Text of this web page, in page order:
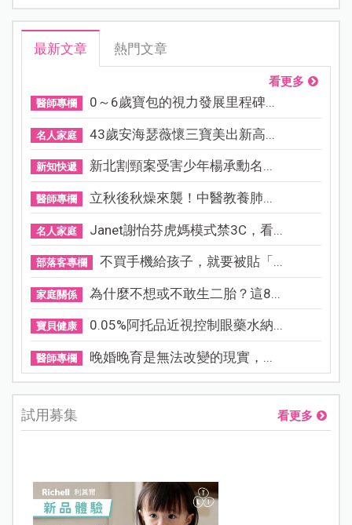
最新文章 熱門文章
看更多
醫師專欄 0～6歲寶包的視力發展里程碑...
名人家庭 43歲安海瑟薇懷三寶美出新高...
新知快遞 新北割頸案受害少年楊承勳名...
醫師專欄 立秋後秋燥來襲！中醫教養肺...
名人家庭 Janet謝怡芬虎媽模式禁3C，看...
部落客專欄 不買手機給孩子，就要被貼「...
家庭關係 為什麼不想或不敢生二胎？這8...
寶貝健康 0.05%阿托品近視控制眼藥水納...
醫師專欄 晚婚晚育是無法改變的現實，...
試用募集 看更多